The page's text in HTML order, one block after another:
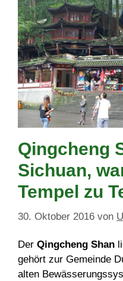
Qingcheng
Sichuan,
Tempel zu
30. Oktober 2016 von
Der Qingcheng Shan
gehört zur Gemeinde
alten